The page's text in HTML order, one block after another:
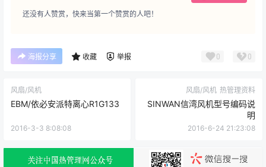
还没有人赞赏，快来当第一个赞赏的人吧！
海报分享 收藏 举报 0 0
风扇/风机
EBM/依必安派特离心R1G133
2016-3-3 8:08:08
风扇/风机 热管理资料
SINWAN信湾风机型号编码说
明
2016-6-24 21:23:08